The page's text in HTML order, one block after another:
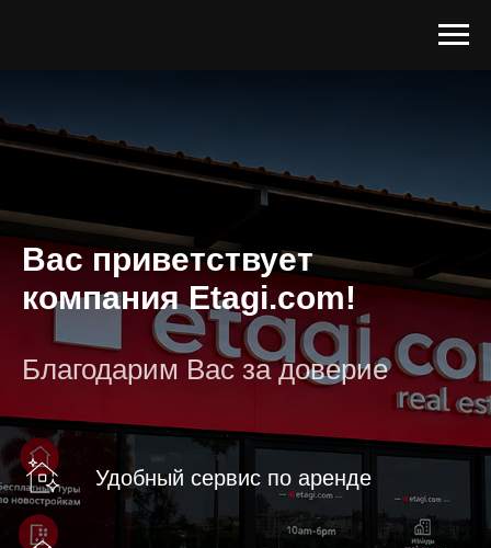
Вас приветствует
компания Etagi.com!
Благодарим Вас за доверие
Удобный сервис по аренде